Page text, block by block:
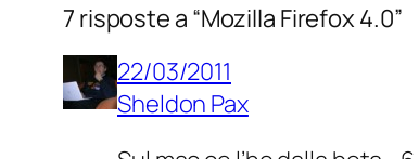
7 risposte a “Mozilla Firefox 4.0”
22/03/2011
Sheldon Pax